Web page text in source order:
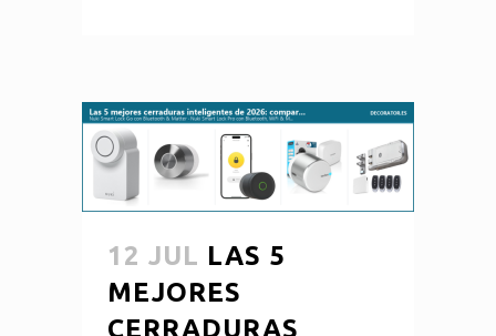
12 JUL LAS 5
MEJORES
CERRADURAS